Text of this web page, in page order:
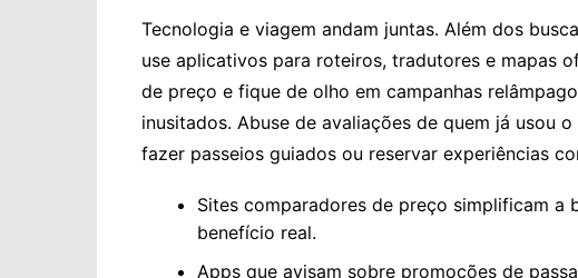
Tecnologia e viagem andam juntas. Além dos
use aplicativos para roteiros, tradutores e mapas
de preço e fique de olho em campanhas
inusitados. Abuse de avaliações de quem já usou
fazer passeios guiados ou reservar experiências
Sites comparadores de preço simplificam a
benefício real.
Apps que avisam sobre promoções de